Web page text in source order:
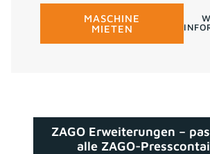
MASCHINE
MIETEN
ZAGO Erweiterungen –
alle ZAGO-